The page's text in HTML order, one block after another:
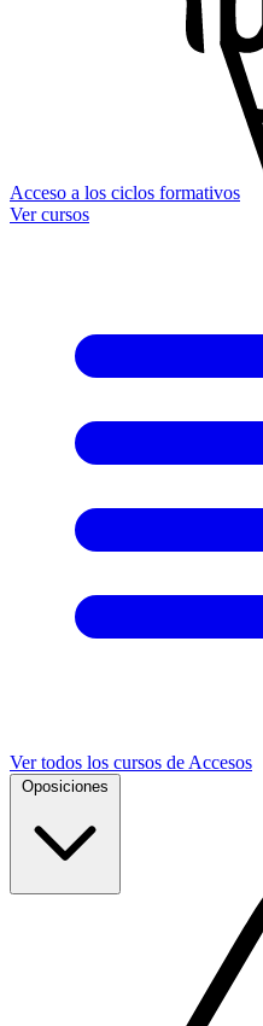
Acceso a los ciclos formativos
Ver cursos
Ver todos los cursos de Accesos
Oposiciones